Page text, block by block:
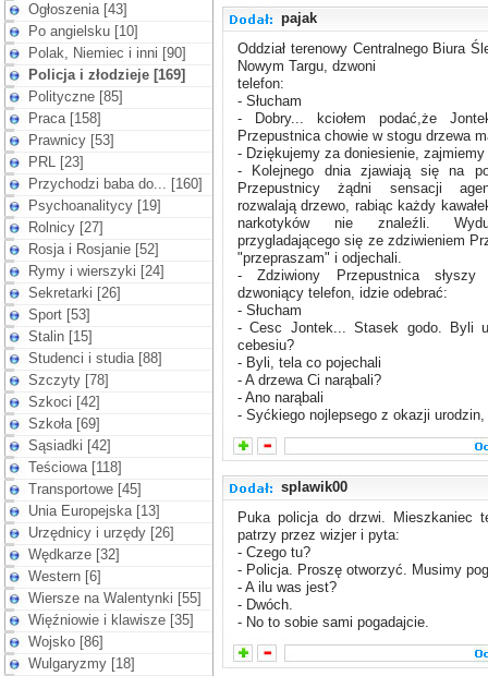
Ogłoszenia [43]
Po angielsku [10]
Polak, Niemiec i inni [90]
Policja i złodzieje [169]
Polityczne [85]
Praca [158]
Prawnicy [53]
PRL [23]
Przychodzi baba do... [160]
Psychoanalitycy [19]
Rolnicy [27]
Rosja i Rosjanie [52]
Rymy i wierszyki [24]
Sekretarki [26]
Sport [53]
Stalin [15]
Studenci i studia [88]
Szczyty [78]
Szkoci [42]
Szkoła [69]
Sąsiadki [42]
Teściowa [118]
Transportowe [45]
Unia Europejska [13]
Urzędnicy i urzędy [26]
Wędkarze [32]
Western [6]
Wiersze na Walentynki [55]
Więźniowie i klawisze [35]
Wojsko [86]
Wulgaryzmy [18]
pajak
Oddział terenowy Centralnego Biura
Nowym Targu, dzwoni
telefon:
- Słucham
- Dobry... kciołem podać,że
Przepustnica chowie w stogu drzewa
- Dziękujemy za doniesienie,
- Kolejnego dnia zjawiają się na
Przepustnicy żądni sensacji
rozwalają drzewo, rabiąc każdy
narkotyków nie znaleźli.
przygladającego się ze zdziwieniem
"przepraszam" i odjechali.
- Zdziwiony Przepustnica
dzwoniący telefon, idzie odebrać:
- Słucham
- Cesc Jontek... Stasek godo. Byli
cebesiu?
- Byli, tela co pojechali
- A drzewa Ci narąbali?
- Ano narąbali
- Syćkiego nojlepsego z okazji urodzin,
splawik00
Puka policja do drzwi. Mieszkaniec
patrzy przez wizjer i pyta:
- Czego tu?
- Policja. Proszę otworzyć. Musimy
- A ilu was jest?
- Dwóch.
- No to sobie sami pogadajcie.